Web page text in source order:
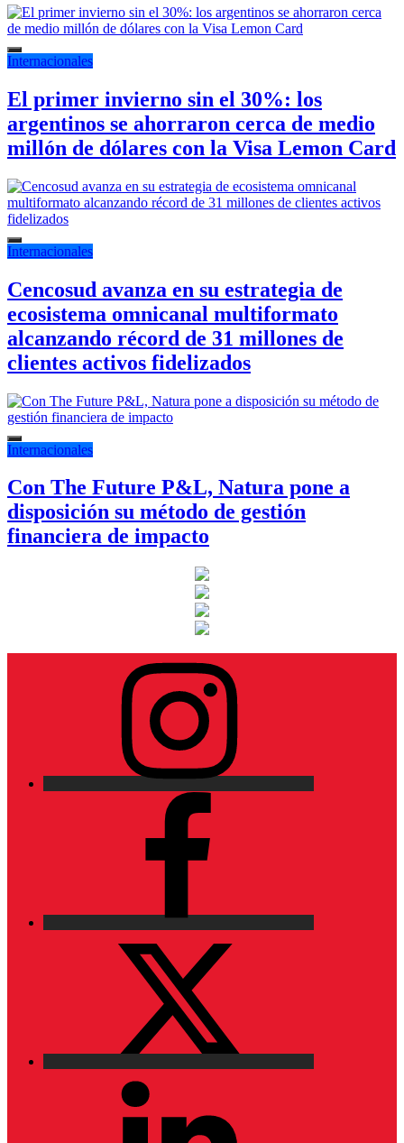
Internacionales
El primer invierno sin el 30%: los
argentinos se ahorraron cerca de medio
millón de dólares con la Visa Lemon Card
Internacionales
Cencosud avanza en su estrategia de
ecosistema omnicanal multiformato
alcanzando récord de 31 millones de
clientes activos fidelizados
Internacionales
Con The Future P&L, Natura pone a
disposición su método de gestión
financiera de impacto